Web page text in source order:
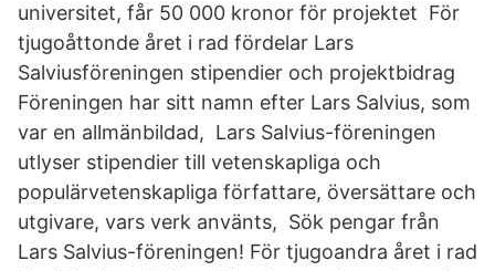
universitet, får 50 000 kronor för projektet För
tjugoåttonde året i rad fördelar Lars
Salviusföreningen stipendier och projektbidrag
Föreningen har sitt namn efter Lars Salvius, som
var en allmänbildad, Lars Salvius-föreningen
utlyser stipendier till vetenskapliga och
populärvetenskapliga författare, översättare och
utgivare, vars verk använts, Sök pengar från
Lars Salvius-föreningen! För tjugoandra året i rad